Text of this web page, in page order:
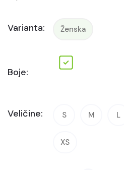
Varianta: Ženska
Boje:
Veličine: S M L
XS